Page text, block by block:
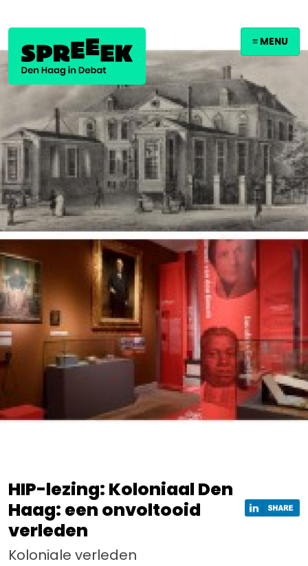
≡ MENU
HIP-lezing: Koloniaal Den
Haag: een onvoltooid
verleden
Koloniale verleden